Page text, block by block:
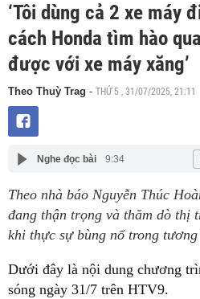
‘Tôi dùng cả 2 xe máy
cách Honda tìm hào
được với xe máy xăng’
Theo Thuỳ Trag - THỨ 5 , 31/07/2025, 21:11
Nghe đọc bài 9:34
Theo nhà báo Nguyễn Thúc
đang thận trọng và thăm dò thị
khi thực sự bùng nổ trong
Dưới đây là nội dung chương
sóng ngày 31/7 trên HTV9.